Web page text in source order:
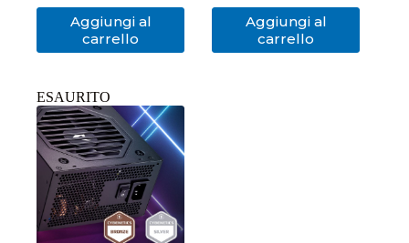
Aggiungi al
carrello
Aggiungi al
carrello
ESAURITO